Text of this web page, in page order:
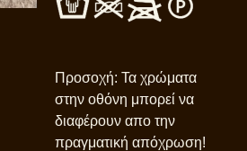
Προσοχή: Τα χρώματα
στην οθόνη μπορεί να
διαφέρουν απο την
πραγματική απόχρωση!